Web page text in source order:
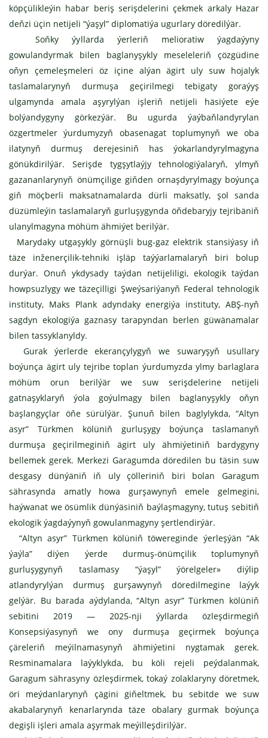
köpçülikleýin habar beriş serişdelerini çekmek arkaly Hazar
deňzi üçin netijeli “ýaşyl” diplomatiýa ugurlary döredilýär.
Soňky ýyllarda ýerleriň melioratiw ýagdaýyny
gowulandyrmak bilen baglanyşykly meseleleriň çözgüdine
oňyn çemeleşmeleri öz içine alýan ägirt uly suw hojalyk
taslamalarynyň durmuşa geçirilmegi tebigaty goraýyş
ulgamynda amala aşyrylýan işleriň netijeli häsiýete eýe
bolýandygyny görkezýär. Bu ugurda ýaýbaňlandyrylan
özgertmeler ýurdumyzyň obasenagat toplumynyň we oba
ilatynyň durmuş derejesiniň has ýokarlandyrylmagyna
gönükdirilýär. Serişde tygşytlaýjy tehnologiýalaryň, ylmyň
gazananlarynyň önümçilige giňden ornaşdyrylmagy boýunça
giň möçberli maksatnamalarda dürli maksatly, şol sanda
düzümleýin taslamalaryň gurluşygynda öňdebaryjy tejribäniň
ulanylmagyna möhüm ähmiýet berilýär.
Marydaky utgaşykly görnüşli bug-gaz elektrik stansiýasy iň
täze inženerçilik-tehniki işläp taýýarlamalaryň biri bolup
durýar. Onuň ykdysady taýdan netijeliligi, ekologik taýdan
howpsuzlygy we täzeçilligi Şweýsariýanyň Federal tehnologik
instituty, Maks Plank adyndaky energiýa instituty, ABŞ-nyň
sagdyn ekologiýa gaznasy tarapyndan berlen güwänamalar
bilen tassyklanyldy.
Gurak ýerlerde ekerançylygyň we suwaryşyň usullary
boýunça ägirt uly tejribe toplan ýurdumyzda ylmy barlaglara
möhüm orun berilýär we suw serişdelerine netijeli
gatnaşyklaryň ýola goýulmagy bilen baglanyşykly oňyn
başlangyçlar öňe sürülýär. Şunuň bilen baglylykda, “Altyn
asyr” Türkmen kölüniň gurluşygy boýunça taslamanyň
durmuşa geçirilmeginiň ägirt uly ähmiýetiniň bardygyny
bellemek gerek. Merkezi Garagumda döredilen bu täsin suw
desgasy dünýäniň iň uly çölleriniň biri bolan Garagum
sährasynda amatly howa gurşawynyň emele gelmegini,
haýwanat we ösümlik dünýäsiniň baýlaşmagyny, tutuş sebitiň
ekologik ýagdaýynyň gowulanmagyny şertlendirýär.
“Altyn asyr” Türkmen kölüniň töwereginde ýerleşýän “Ak
ýaýla” diýen ýerde durmuş-önümçilik toplumynyň
gurluşygynyň taslamasy “ýaşyl” ýörelgeler» diýlip
atlandyrylýan durmuş gurşawynyň döredilmegine laýyk
gelýär. Bu barada aýdylanda, “Altyn asyr” Türkmen kölüniň
sebitini 2019 — 2025-nji ýyllarda özleşdirmegiň
Konsepsiýasynyň we ony durmuşa geçirmek boýunça
çäreleriň meýilnamasynyň ähmiýetini nygtamak gerek.
Resminamalara laýyklykda, bu köli rejeli peýdalanmak,
Garagum sährasyny özleşdirmek, tokaý zolaklaryny döretmek,
öri meýdanlarynyň çägini giňeltmek, bu sebitde we suw
akabalarynyň kenarlarynda täze obalary gurmak boýunça
degişli işleri amala aşyrmak meýilleşdirilýär.